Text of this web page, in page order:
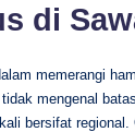
di
memerangi
mengenal
bersifat regional.